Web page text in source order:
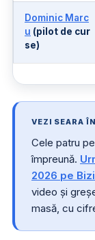
Dominic Marc
u (pilot de cur
se)
VEZI SEARA
Cele patru
împreună.
2026 pe
video și
masă, cu